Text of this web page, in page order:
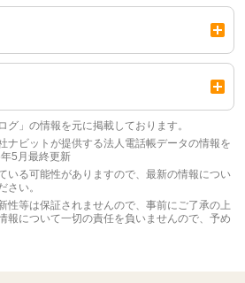
」の情報を元に掲載しております。
ナビットが提供する法人電話帳データの情報を
5月最終更新
いる可能性がありますので、最新の情報につい
さい。
性等は保証されませんので、事前にご了承の上
報について一切の責任を負いませんので、予め